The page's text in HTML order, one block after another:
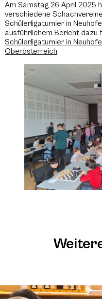
Am Samstag 26 April 2025
verschiedene
Schülerligaturnier in
ausführlichem Bericht dazu
Schülerligaturnier in
Oberösterreich